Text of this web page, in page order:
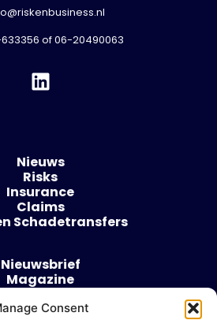
Consent
of06-20490063
Nieuws
Risks
Insurance
Claims
Schadetransfers
Nieuwsbrief
Magazine
Over